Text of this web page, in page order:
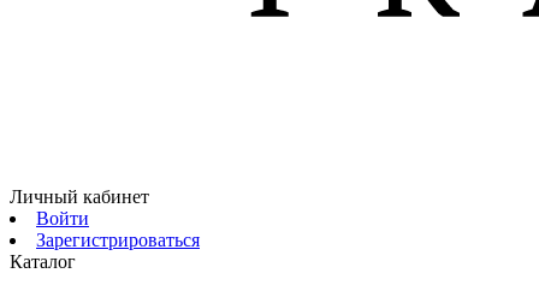
Личный кабинет
Войти
Зарегистрироваться
Каталог